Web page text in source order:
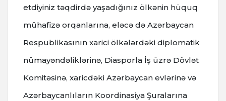
etdiyiniz təqdirdə yaşadığınız ölkənin hüquq
mühafizə orqanlarına, eləcə də Azərbaycan
Respublikasının xarici ölkələrdəki diplomatik
nümayəndəliklərinə, Diasporla İş üzrə Dövlət
Komitəsinə, xaricdəki Azərbaycan evlərinə və
Azərbaycanlıların Koordinasiya Şuralarına